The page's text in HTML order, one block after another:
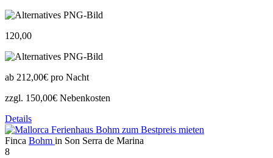
120,00
ab 212,00€ pro Nacht
zzgl. 150,00€ Nebenkosten
Details
Finca Bohm in Son Serra de Marina
8